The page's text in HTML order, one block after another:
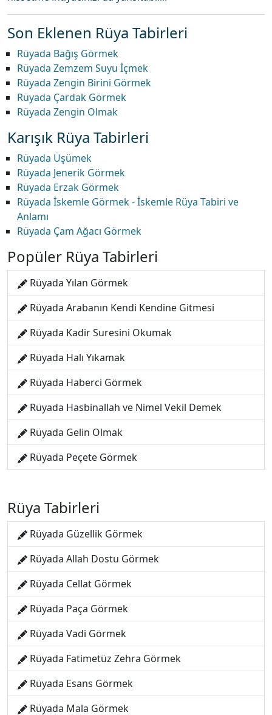
Son Eklenen Rüya Tabirleri
Rüyada Bağış Görmek
Rüyada Zemzem Suyu İçmek
Rüyada Zengin Birini Görmek
Rüyada Çardak Görmek
Rüyada Zengin Olmak
Karışık Rüya Tabirleri
Rüyada Üşümek
Rüyada Jenerik Görmek
Rüyada Erzak Görmek
Rüyada İskemle Görmek - İskemle Rüya Tabiri ve
Anlamı
Rüyada Çam Ağacı Görmek
Popüler Rüya Tabirleri
Rüyada Yılan Görmek
Rüyada Arabanın Kendi Kendine Gitmesi
Rüyada Kadir Suresini Okumak
Rüyada Halı Yıkamak
Rüyada Haberci Görmek
Rüyada Hasbinallah ve Nimel Vekil Demek
Rüyada Gelin Olmak
Rüyada Peçete Görmek
Rüya Tabirleri
Rüyada Güzellik Görmek
Rüyada Allah Dostu Görmek
Rüyada Cellat Görmek
Rüyada Paça Görmek
Rüyada Vadi Görmek
Rüyada Fatimetüz Zehra Görmek
Rüyada Esans Görmek
Rüyada Mala Görmek